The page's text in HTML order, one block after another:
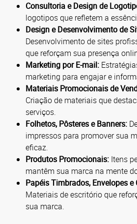
Consultoria e Design de
logotipos que refletem a
Design e Desenvolvimento de
Desenvolvimento de sites
que reforçam sua presença
Marketing por E-mail:
marketing para engajar e
Materiais Promocionais de
Criação de materiais que
serviços.
Folhetos, Pôsteres e Banners:
impressos para promover sua
eficaz.
Produtos Promocionais: Itens
mantêm sua marca na mente
Papéis Timbrados, Envelopes e
Materiais de escritório que
sua marca.